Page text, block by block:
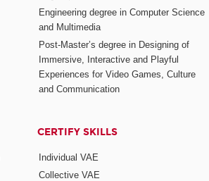
Engineering degree in Computer Science
and Multimedia
Post-Master’s degree in Designing of
Immersive, Interactive and Playful
Experiences for Video Games, Culture
and Communication
CERTIFY SKILLS
Individual VAE
Collective VAE